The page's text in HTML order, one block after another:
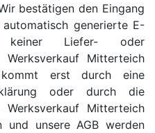
bestätigen den Eingang
generierte E-
Liefer- oder
Werksverkauf Mitterteich
erst durch eine
oder durch die
Mitterteich
und unsere AGB werden